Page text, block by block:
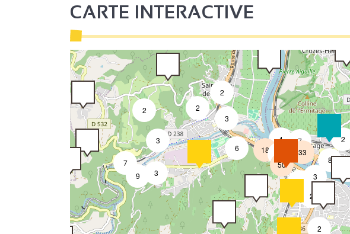
CARTE INTERACTIVE
2
2
2
2
8
7
2
3
3
9
2
3
6
4
18
7
2
3
50
33